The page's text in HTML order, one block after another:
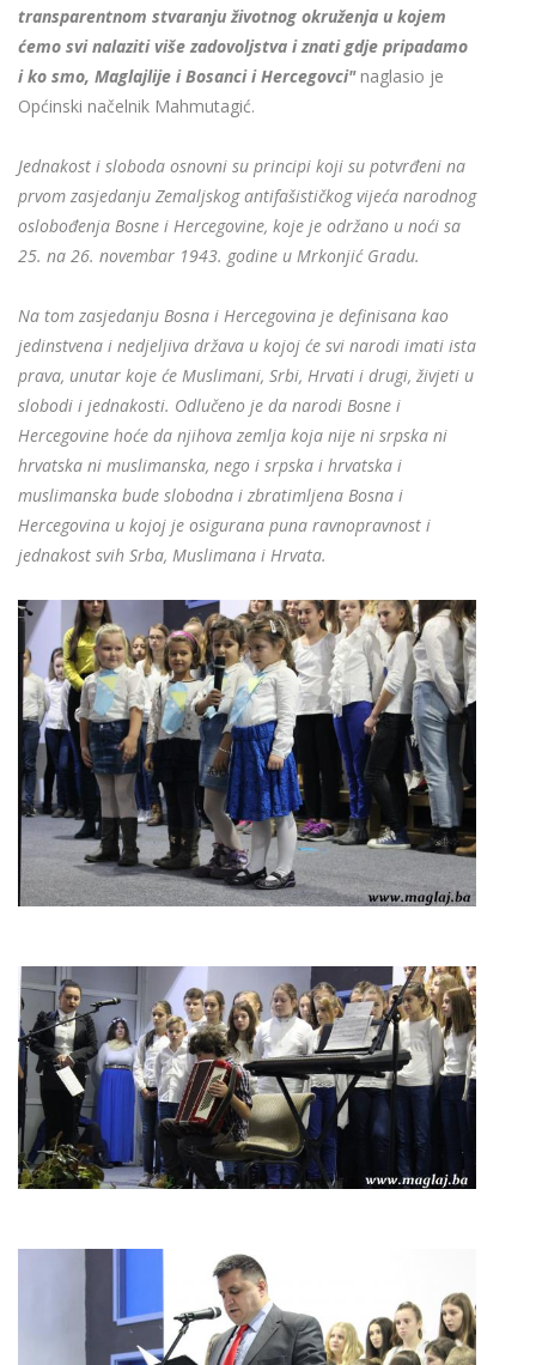
transparentnom stvaranju životnog okruženja u kojem
ćemo svi nalaziti više zadovoljstva i znati gdje pripadamo
i ko smo, Maglajlije i Bosanci i Hercegovci"naglasio je
Općinski načelnik Mahmutagić.
Jednakost i sloboda osnovni su principi koji su potvrđeni na
prvom zasjedanju Zemaljskog antifašističkog vijeća narodnog
oslobođenja Bosne i Hercegovine, koje je održano u noći sa
25. na 26. novembar 1943. godine u Mrkonjić Gradu.
Na tom zasjedanju Bosna i Hercegovina je definisana kao
jedinstvena i nedjeljiva država u kojoj će svi narodi imati ista
prava, unutar koje će Muslimani, Srbi, Hrvati i drugi, živjeti u
slobodi i jednakosti. Odlučeno je da narodi Bosne i
Hercegovine hoće da njihova zemlja koja nije ni srpska ni
hrvatska ni muslimanska, nego i srpska i hrvatska i
muslimanska bude slobodna i zbratimljena Bosna i
Hercegovina u kojoj je osigurana puna ravnopravnost i
jednakost svih Srba, Muslimana i Hrvata.